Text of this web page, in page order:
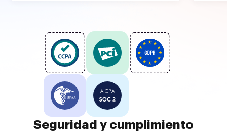
Seguridad y cumplimiento